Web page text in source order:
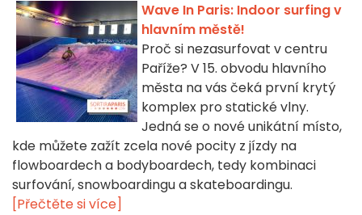
Wave In Paris: Indoor surfing v
hlavním městě!
Proč si nezasurfovat v centru
Paříže? V 15. obvodu hlavního
města na vás čeká první krytý
komplex pro statické vlny.
Jedná se o nové unikátní místo,
kde můžete zažít zcela nové pocity z jízdy na
flowboardech a bodyboardech, tedy kombinaci
surfování, snowboardingu a skateboardingu.
[Přečtěte si více]